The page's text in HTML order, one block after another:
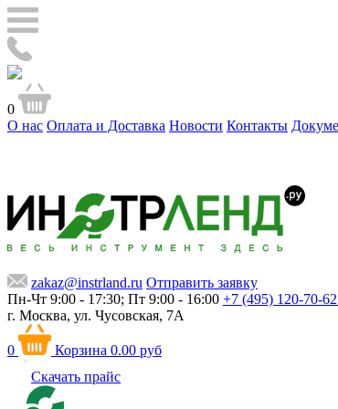
0
О нас Оплата и Доставка Новости Контакты
zakaz@instrland.ru Отправить заявку
Пн-Чт 9:00 - 17:30; Пт 9:00 - 16:00 +7 (495) 120-70-62
г. Москва, ул. Чусовская, 7А
0 Корзина 0.00 руб
Скачать прайс